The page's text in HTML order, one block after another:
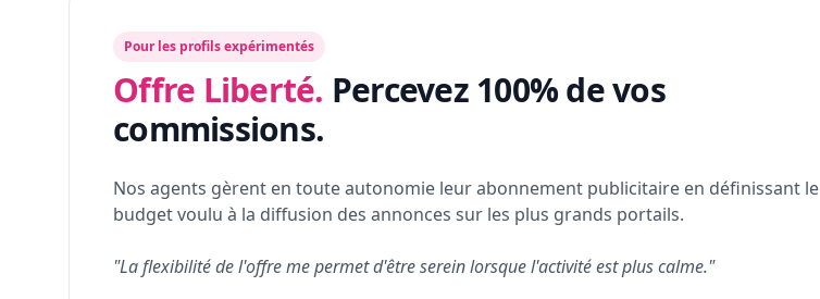
Pour les profils expérimentés
Offre Liberté. Percevez 100% de vos
commissions.
Nos agents gèrent en toute autonomie leur abonnement publicitaire en définissant le
budget voulu à la diffusion des annonces sur les plus grands portails.
"La flexibilité de l'offre me permet d'être serein lorsque l'activité est plus calme."